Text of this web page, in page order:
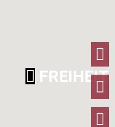
FREIHEIT